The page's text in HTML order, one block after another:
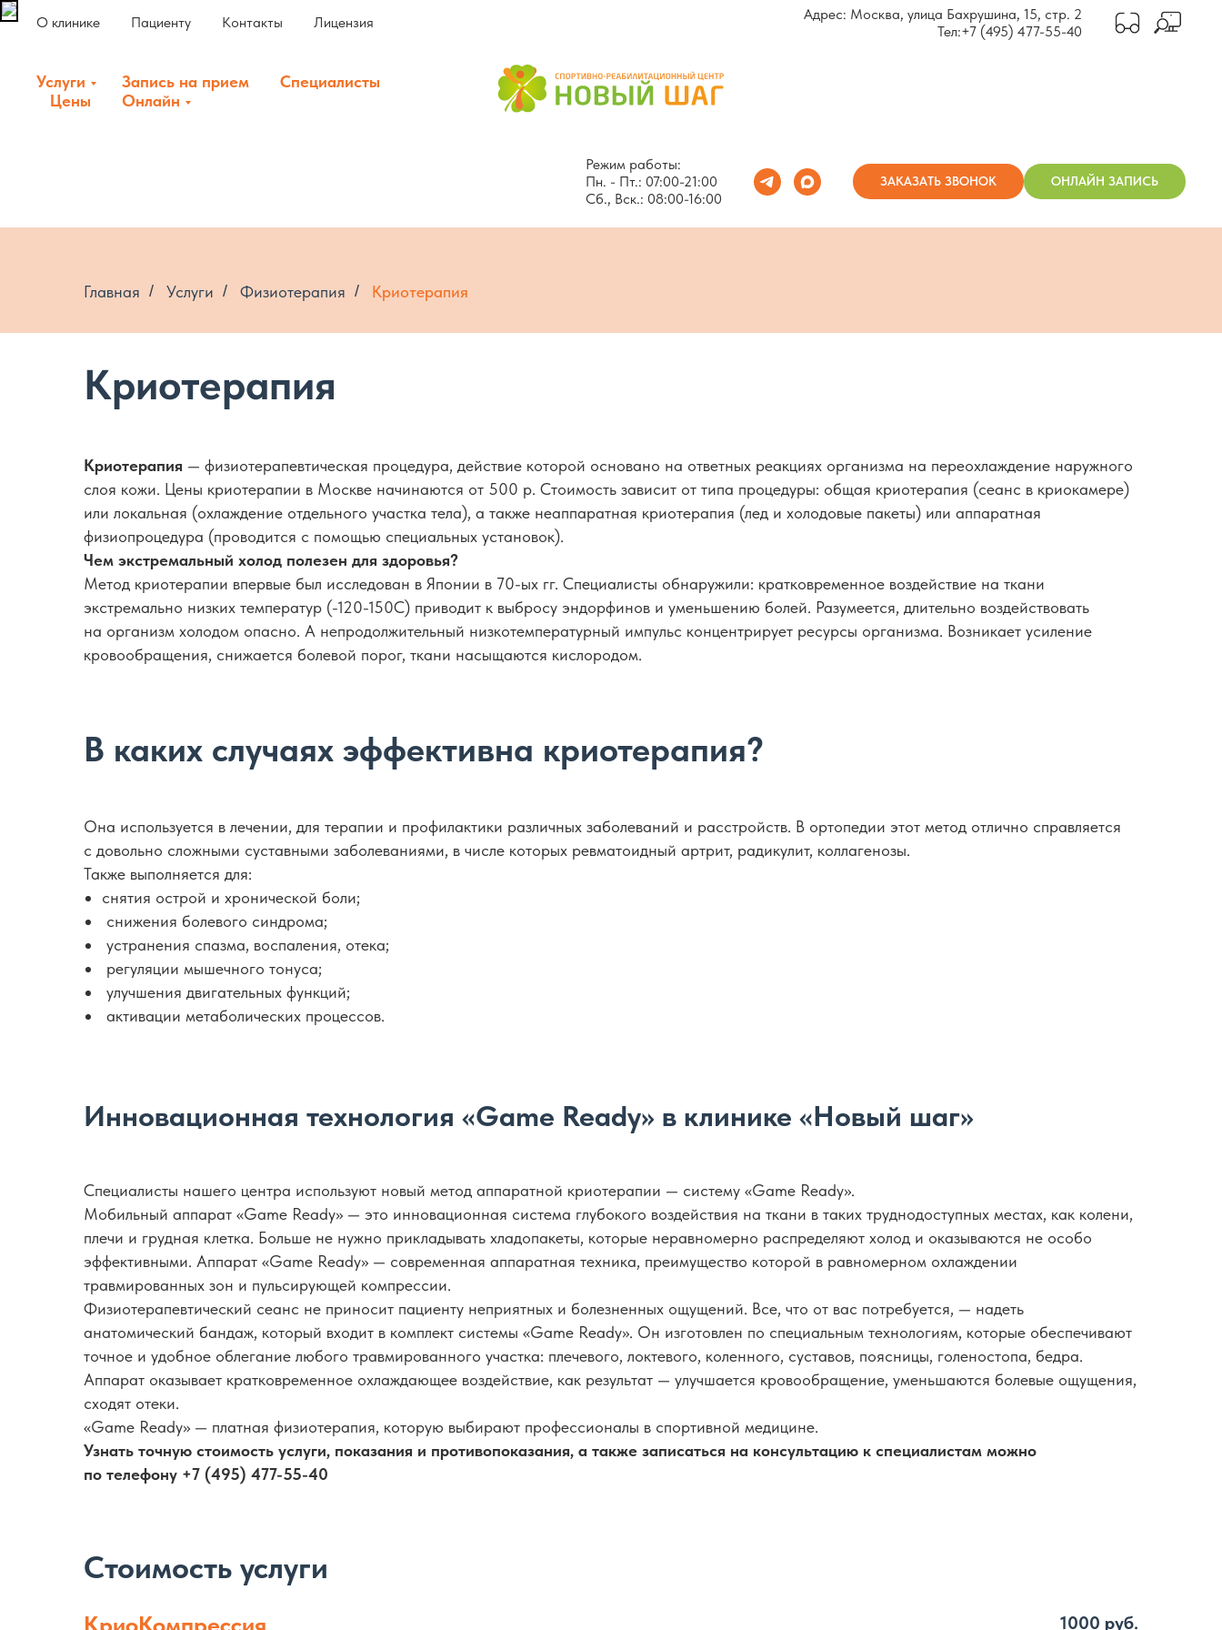
О клинике Пациенту Контакты Лицензия
Адрес: Москва, улица Бахрушина, 15, стр. 2
Тел:+7 (495) 477-55-40
Услуги Запись на прием
Специалисты
Цены
Онлайн
Режим работы:
Пн. - Пт.: 07:00-21:00
Сб., Вск.: 08:00-16:00
ЗАКАЗАТЬ ЗВОНОК ОНЛАЙН ЗАПИСЬ
Главная / Услуги / Физиотерапия / Криотерапия
Криотерапия
Криотерапия — физиотерапевтическая процедура, действие которой основано на ответных реакциях организма на переохлаждение наружного
слоя кожи. Цены криотерапии в Москве начинаются от 500 р. Стоимость зависит от типа процедуры: общая криотерапия (сеанс в криокамере)
или локальная (охлаждение отдельного участка тела), а также неаппаратная криотерапия (лед и холодовые пакеты) или аппаратная
физиопроцедура (проводится с помощью специальных установок).
Чем экстремальный холод полезен для здоровья?
Метод криотерапии впервые был исследован в Японии в 70-ых гг. Специалисты обнаружили: кратковременное воздействие на ткани
экстремально низких температур (-120-150С) приводит к выбросу эндорфинов и уменьшению болей. Разумеется, длительно воздействовать
на организм холодом опасно. А непродолжительный низкотемпературный импульс концентрирует ресурсы организма. Возникает усиление
кровообращения, снижается болевой порог, ткани насыщаются кислородом.
В каких случаях эффективна криотерапия?
Она используется в лечении, для терапии и профилактики различных заболеваний и расстройств. В ортопедии этот метод отлично справляется
с довольно сложными суставными заболеваниями, в числе которых ревматоидный артрит, радикулит, коллагенозы.
Также выполняется для:
снятия острой и хронической боли;
снижения болевого синдрома;
устранения спазма, воспаления, отека;
регуляции мышечного тонуса;
улучшения двигательных функций;
активации метаболических процессов.
Инновационная технология «Game Ready» в клинике «Новый шаг»
Специалисты нашего центра используют новый метод аппаратной криотерапии — систему «Game Ready».
Мобильный аппарат «Game Ready» — это инновационная система глубокого воздействия на ткани в таких труднодоступных местах, как колени,
плечи и грудная клетка. Больше не нужно прикладывать хладопакеты, которые неравномерно распределяют холод и оказываются не особо
эффективными. Аппарат «Game Ready» — современная аппаратная техника, преимущество которой в равномерном охлаждении
травмированных зон и пульсирующей компрессии.
Физиотерапевтический сеанс не приносит пациенту неприятных и болезненных ощущений. Все, что от вас потребуется, — надеть
анатомический бандаж, который входит в комплект системы «Game Ready». Он изготовлен по специальным технологиям, которые обеспечивают
точное и удобное облегание любого травмированного участка: плечевого, локтевого, коленного, суставов, поясницы, голеностопа, бедра.
Аппарат оказывает кратковременное охлаждающее воздействие, как результат — улучшается кровообращение, уменьшаются болевые ощущения,
сходят отеки.
«Game Ready» — платная физиотерапия, которую выбирают профессионалы в спортивной медицине.
Узнать точную стоимость услуги, показания и противопоказания, а также записаться на консультацию к специалистам можно
по телефону +7 (495) 477-55-40
Стоимость услуги
КриоКомпрессия 1000 руб.